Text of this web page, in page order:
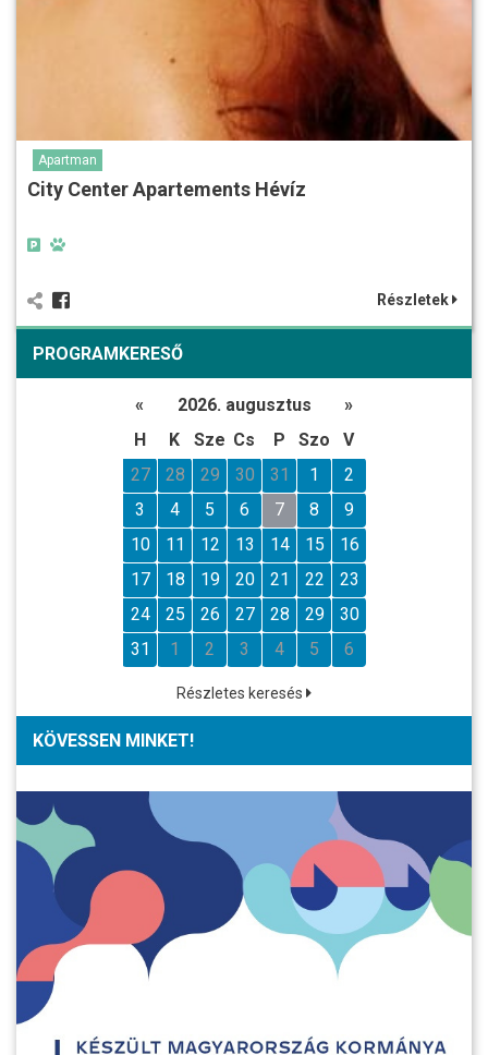
Apartman
City Center Apartements Hévíz
Részletek
PROGRAMKERESŐ
« 2026. augusztus
»
H
K Sze Cs P Szo
V
27
28 29 30 31 1
2
3
4 5 6 7 8
9
10
11 12 13 14 15
16
17
18 19 20 21 22
23
24
25 26 27 28 29
30
31
1 2 3 4 5 6
Részletes keresés
KÖVESSEN MINKET!